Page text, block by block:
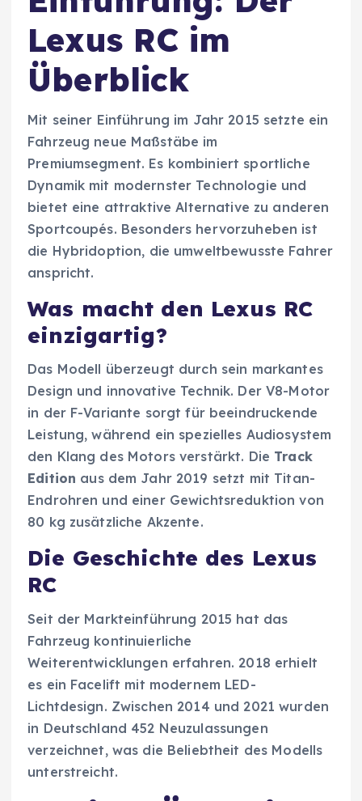
Lexus RC im
Überblick
Mit seiner Einführung im Jahr 2015 setzte ein
Fahrzeug neue Maßstäbe im
Premiumsegment. Es kombiniert sportliche
Dynamik mit modernster Technologie und
bietet eine attraktive Alternative zu anderen
Sportcoupés. Besonders hervorzuheben ist
die Hybridoption, die umweltbewusste Fahrer
anspricht.
Was macht den Lexus RC
einzigartig?
Das Modell überzeugt durch sein markantes
Design und innovative Technik. Der V8-Motor
in der F-Variante sorgt für beeindruckende
Leistung, während ein spezielles Audiosystem
den Klang des Motors verstärkt. Die Track
Edition aus dem Jahr 2019 setzt mit Titan-
Endrohren und einer Gewichtsreduktion von
80 kg zusätzliche Akzente.
Die Geschichte des Lexus
RC
Seit der Markteinführung 2015 hat das
Fahrzeug kontinuierliche
Weiterentwicklungen erfahren. 2018 erhielt
es ein Facelift mit modernem LED-
Lichtdesign. Zwischen 2014 und 2021 wurden
in Deutschland 452 Neuzulassungen
verzeichnet, was die Beliebtheit des Modells
unterstreicht.